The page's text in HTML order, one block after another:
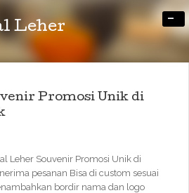
Leher -
Promosi Unik di
Leher Souvenir Promosi Unik di
pesanan Bisa di custom sesuai
bordir nama dan logo